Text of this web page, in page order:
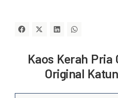
Kaos Kerah Pria
Original